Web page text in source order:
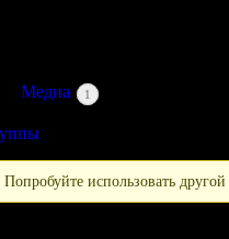
Медиа 1
использовать